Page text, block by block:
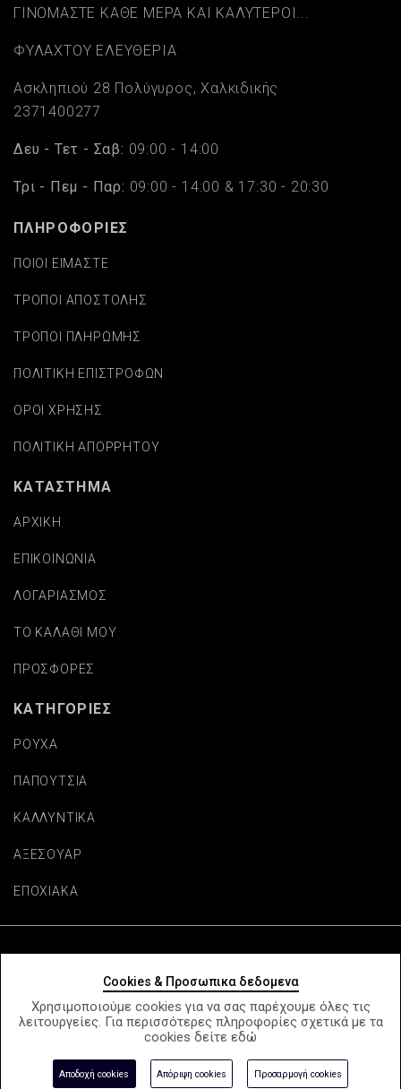
ΓΙΝΟΜΑΣΤΕ ΚΑΘΕ ΜΕΡΑ ΚΑΙ ΚΑΛΥΤΕΡΟΙ...
ΦΥΛΑΧΤΟΥ ΕΛΕΥΘΕΡΙΑ
Ασκληπιού 28 Πολύγυρος, Χαλκιδικής
2371400277
Δευ - Τετ - Σαβ: 09:00 - 14:00
Τρι - Πεμ - Παρ: 09:00 - 14:00 & 17:30 - 20:30
ΠΛΗΡΟΦΟΡΙΕΣ
ΠΟΙΟΙ ΕΙΜΑΣΤΕ
ΤΡΟΠΟΙ ΑΠΟΣΤΟΛΗΣ
ΤΡΟΠΟΙ ΠΛΗΡΩΜΗΣ
ΠΟΛΙΤΙΚΗ ΕΠΙΣΤΡΟΦΩΝ
ΟΡΟΙ ΧΡΗΣΗΣ
ΠΟΛΙΤΙΚΗ ΑΠΟΡΡΗΤΟΥ
ΚΑΤΑΣΤΗΜΑ
ΑΡΧΙΚΗ
ΕΠΙΚΟΙΝΩΝΙΑ
ΛΟΓΑΡΙΑΣΜΟΣ
ΤΟ ΚΑΛΑΘΙ ΜΟΥ
ΠΡΟΣΦΟΡΕΣ
ΚΑΤΗΓΟΡΙΕΣ
ΡΟΥΧΑ
ΠΑΠΟΥΤΣΙΑ
ΚΑΛΛΥΝΤΙΚΑ
ΑΞΕΣΟΥΑΡ
ΕΠΟΧΙΑΚΑ
e-Shop by Synergic Software
Cookies & Προσωπικα δεδομενα
Χρησιμοποιούμε cookies για να σας παρέχουμε όλες τις
λειτουργείες. Για περισσότερες πληροφορίες σχετικά με τα
cookies δείτε εδώ
Αποδοχή cookies Απόριψη cookies Προσαρμογή cookies